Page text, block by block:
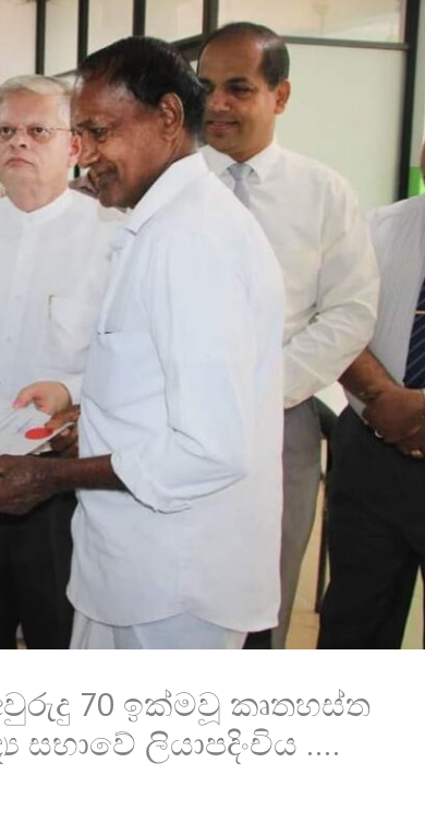
70 ඉක්මවූ කෘතහස්ත
ලියාපදිංචිය ….